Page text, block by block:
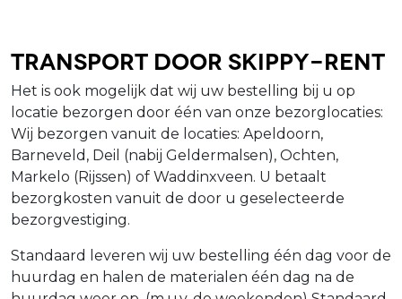
Transport door Skippy-Rent
Het is ook mogelijk dat wij uw bestelling bij u op
locatie bezorgen door één van onze bezorglocaties:
Wij bezorgen vanuit de locaties: Apeldoorn,
Barneveld, Deil (nabij Geldermalsen), Ochten,
Markelo (Rijssen) of Waddinxveen. U betaalt
bezorgkosten vanuit de door u geselecteerde
bezorgvestiging.
Standaard leveren wij uw bestelling één dag voor de
huurdag en halen de materialen één dag na de